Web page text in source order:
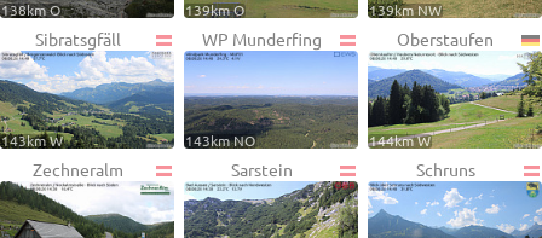
138km O 139km O 139km NW
Sibratsgfäll
143km W
WP Munderfing
143km NO
Oberstaufen
144km W
Zechneralm Sarstein Schruns